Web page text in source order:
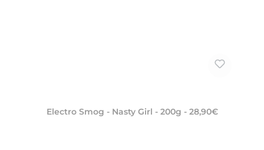
Electro Smog - Nasty Girl - 200g - 28,90€